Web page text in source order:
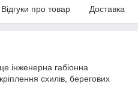
Відгуки про товар Доставка
інженерна габіонна
схилів, берегових